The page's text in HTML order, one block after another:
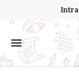
Intra